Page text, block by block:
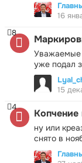
16
Уважаемые
уже подал
8
15
ну или
снято в
4